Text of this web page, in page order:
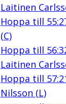
Laitinen
Hoppa till
(C)
Hoppa till
Laitinen
Hoppa till
Nilsson (L)